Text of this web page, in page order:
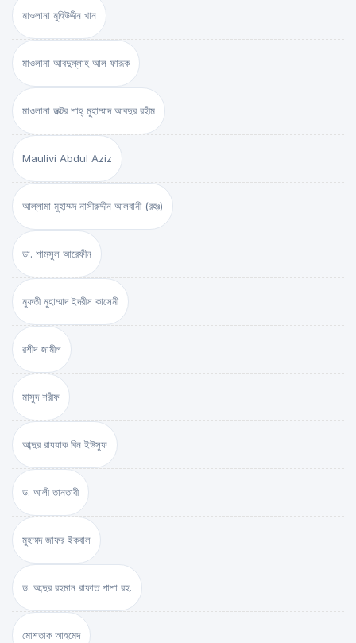
মাওলানা মুহিউদ্দীন খান
মাওলানা আবদুল্লাহ আল ফারূক
মাওলানা ডক্টর শাহ্‌ মুহাম্মাদ আবদুর রহীম
Maulivi Abdul Aziz
আল্লামা মুহাম্মদ নাসীরুদ্দীন আলবানী (রহঃ)
ডা. শামসুল আরেফীন
মুফতী মুহাম্মাদ ইদরীস কাসেমী
রশীদ জামীল
মাসুদ শরীফ
আব্দুর রাযযাক বিন ইউসুফ
ড. আলী তানতাবী
মুহম্মদ জাফর ইকবাল
ড. আব্দুর রহমান রাফাত পাশা রহ.
মোশতাক আহমেদ